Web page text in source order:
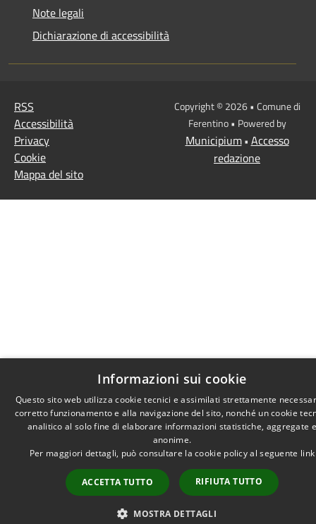
Note legali
Dichiarazione di accessibilità
RSS
Accessibilità
Privacy
Cookie
Mappa del sito
Copyright © 2026 • Comune di
Ferentino • Powered by
Municipium• Accesso
redazione
Informazioni sui cookie
Questo sito web utilizza cookie tecnici e assimilati strettamente
corretto funzionamento e alla navigazione del sito, nonché un cookie
analitico al solo fine di elaborare informazioni statistiche, aggregate e
anonime.
Per maggiori dettagli, può consultare la cookie policy al seguente link
ACCETTA TUTTO RIFIUTA TUTTO
MOSTRA DETTAGLI